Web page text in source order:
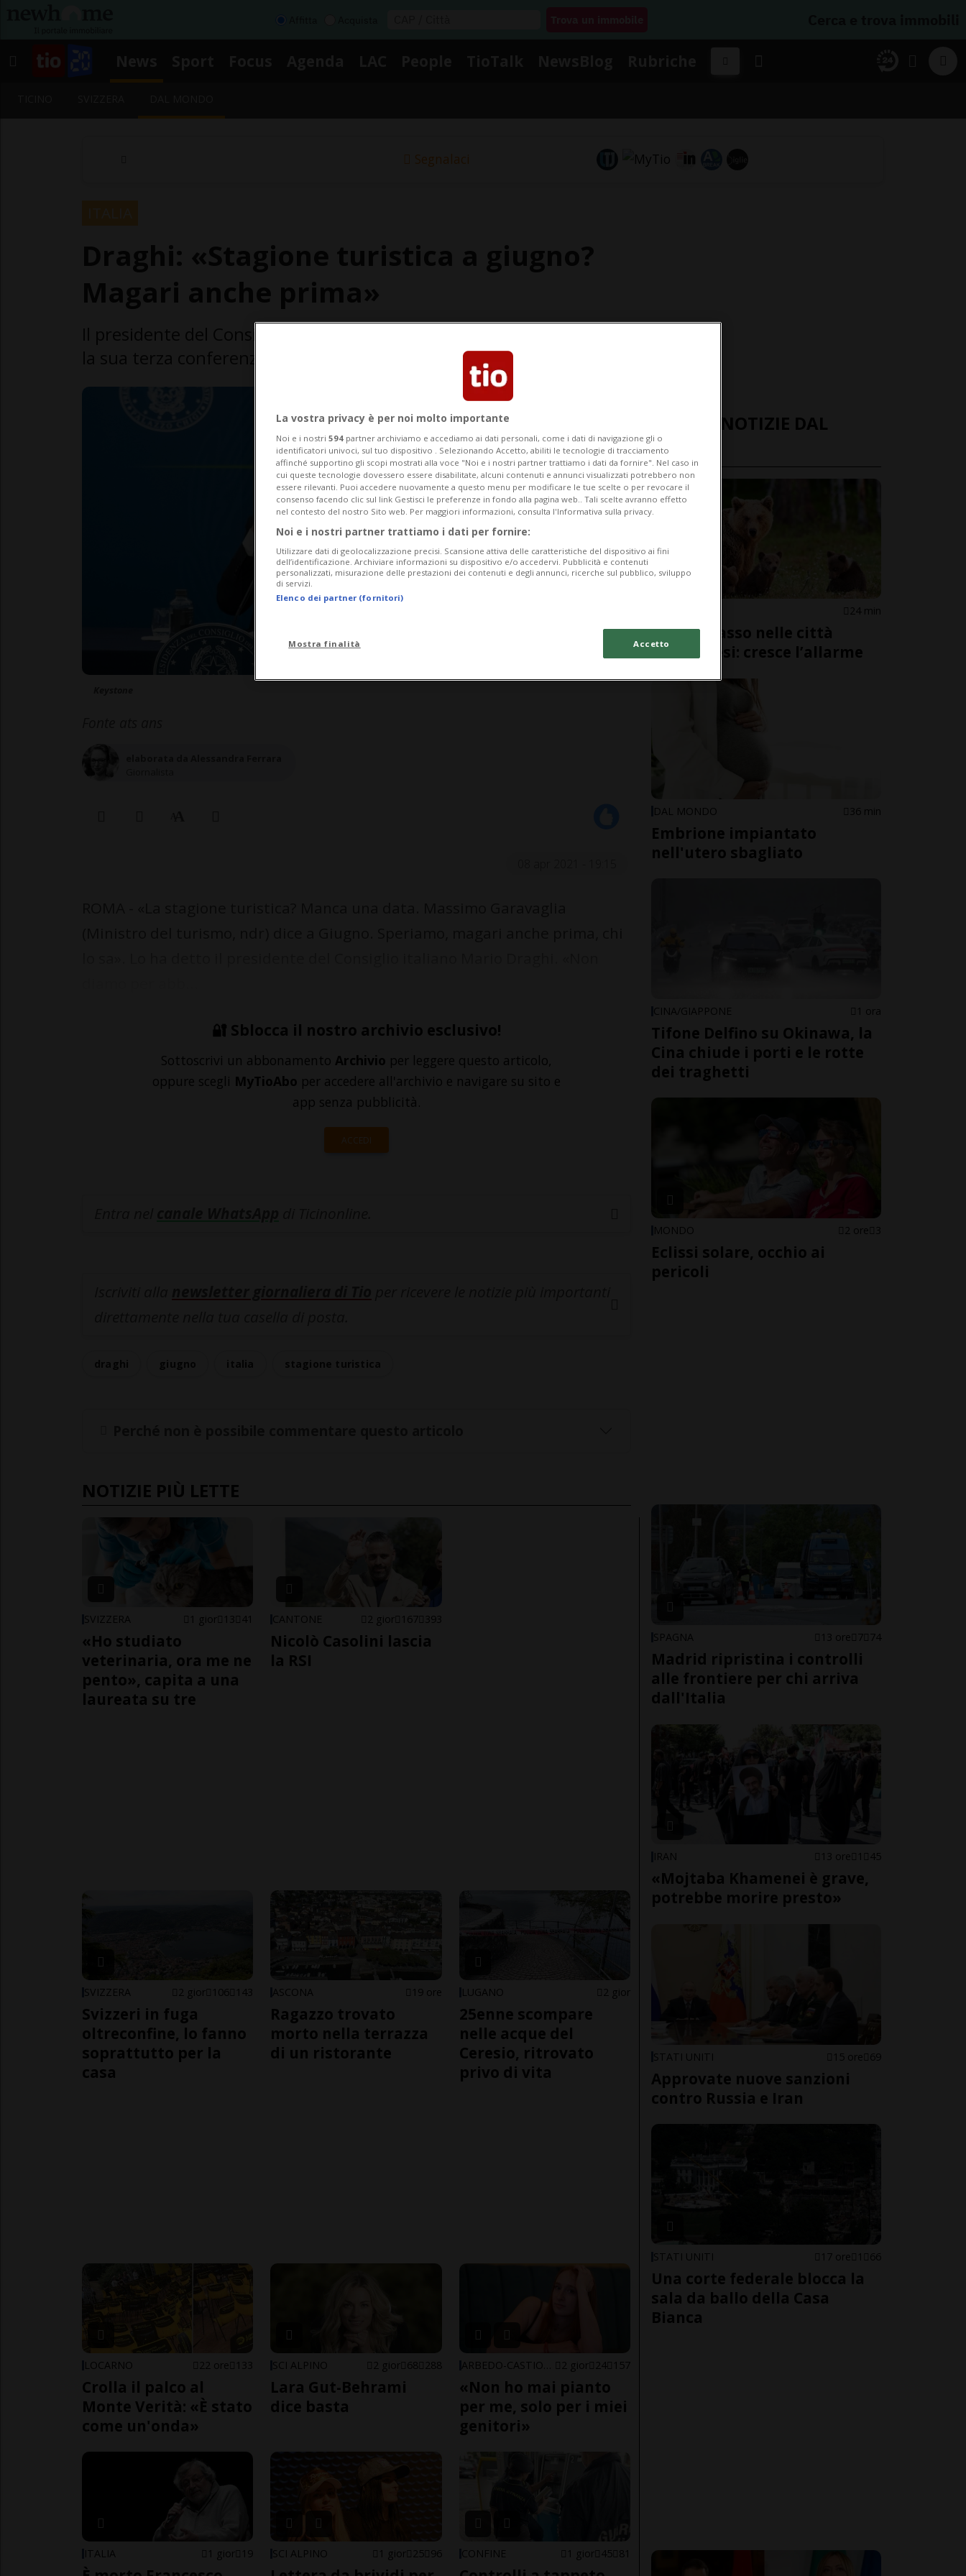
Segnalaci
🔐 Sblocca il nostro archivio esclusivo!
Sottoscrivi un abbonamento Archivio per leggere questo articolo,
oppure scegli MyTioAbo per accedere all'archivio e navigare su sito e
app senza pubblicità.
ACCEDI
NOTIZIE PIÙ LETTE
SVIZZERA 1 gior 13 41
«Ho studiato
veterinaria, ora me ne
pento», capita a una
laureata su tre
CANTONE 2 gior 167 393
Nicolò Casolini lascia
la RSI
SVIZZERA 2 gior 106 143
Svizzeri in fuga
oltreconfine, lo fanno
soprattutto per la
casa
ASCONA 19 ore
Ragazzo trovato
morto nella terrazza
di un ristorante
LUGANO 2 gior
25enne scompare
nelle acque del
Ceresio, ritrovato
privo di vita
LOCARNO 22 ore 133
Crolla il palco al
Monte Verità: «È stato
come un'onda»
SCI ALPINO 2 gior 68 288
Lara Gut-Behrami
dice basta
2 gior 24 157
«Non ho mai pianto
per me, solo per i miei
genitori»
ITALIA 1 gior 19 SCI ALPINO 1 gior 25 96 CONFINE 1 gior 45 81
ULTIME NOTIZIE DAL
MONDO
24 min
Orsi a spasso nelle città
giapponesi: cresce l’allarme
DAL MONDO 36 min
Embrione impiantato
nell'utero sbagliato
CINA/GIAPPONE 1 ora
Tifone Delfino su Okinawa, la
Cina chiude i porti e le rotte
dei traghetti
MONDO 2 ore 3
Eclissi solare, occhio ai
pericoli
SPAGNA 13 ore 7 74
Madrid ripristina i controlli
alle frontiere per chi arriva
dall'Italia
IRAN 13 ore 1 45
«Mojtaba Khamenei è grave,
potrebbe morire presto»
STATI UNITI 15 ore 69
Approvate nuove sanzioni
contro Russia e Iran
STATI UNITI 17 ore 1 66
Una corte federale blocca la
sala da ballo della Casa
Bianca
La vostra privacy è per noi molto importante
Noi e i nostri 594 partner archiviamo e accediamo ai dati personali, come i dati di navigazione gli o
identificatori univoci, sul tuo dispositivo . Selezionando Accetto, abiliti le tecnologie di tracciamento
affinché supportino gli scopi mostrati alla voce "Noi e i nostri partner trattiamo i dati da fornire". Nel caso in
cui queste tecnologie dovessero essere disabilitate, alcuni contenuti e annunci visualizzati potrebbero non
essere rilevanti. Puoi accedere nuovamente a questo menu per modificare le tue scelte o per revocare il
consenso facendo clic sul link Gestisci le preferenze in fondo alla pagina web.. Tali scelte avranno effetto
nel contesto del nostro Sito web. Per maggiori informazioni, consulta l'Informativa sulla privacy.
Noi e i nostri partner trattiamo i dati per fornire:
Utilizzare dati di geolocalizzazione precisi. Scansione attiva delle caratteristiche del dispositivo ai fini
dell’identificazione. Archiviare informazioni su dispositivo e/o accedervi. Pubblicità e contenuti
personalizzati, misurazione delle prestazioni dei contenuti e degli annunci, ricerche sul pubblico, sviluppo
di servizi.
Elenco dei partner (fornitori)
Mostra finalità Accetto